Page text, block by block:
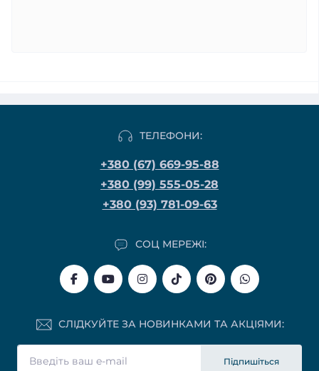
ТЕЛЕФОНИ:
+380 (67) 669-95-88
+380 (99) 555-05-28
+380 (93) 781-09-63
СОЦ МЕРЕЖІ:
СЛІДКУЙТЕ ЗА НОВИНКАМИ ТА АКЦІЯМИ:
Підпишіться